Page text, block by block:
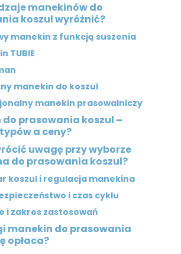
manekinów do
koszul wyróżnić?
manekin z funkcją suszenia
TUBIE
manekin do koszul
manekin prasowalniczy
do prasowania koszul –
a ceny?
uwagę przy wyborze
do prasowania koszul?
koszul i regulacja manekina
i czas cyklu
i zakres zastosowań
manekin do prasowania
opłaca?